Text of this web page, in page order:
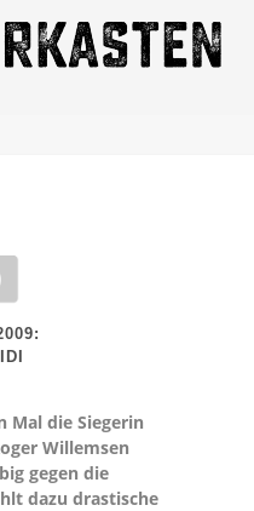
Mal die Siegerin
Willemsen
gegen die
dazu drastische